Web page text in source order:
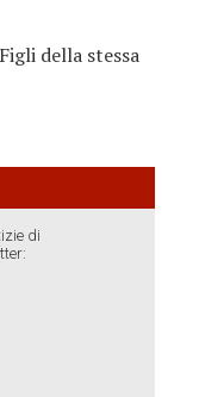
della stessa
di